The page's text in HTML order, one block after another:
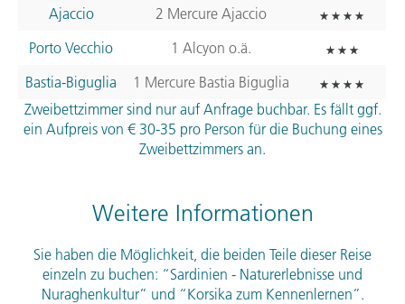
Ajaccio
2 Mercure Ajaccio
Porto Vecchio
1 Alcyon o.ä.
Bastia-Biguglia
1 Mercure Bastia Biguglia
Zweibettzimmer sind nur auf Anfrage buchbar. Es fällt ggf.
ein Aufpreis von € 30-35 pro Person für die Buchung eines
Zweibettzimmers an.
Weitere Informationen
Sie haben die Möglichkeit, die beiden Teile dieser Reise
einzeln zu buchen: “Sardinien - Naturerlebnisse und
Nuraghenkultur” und “Korsika zum Kennenlernen”.